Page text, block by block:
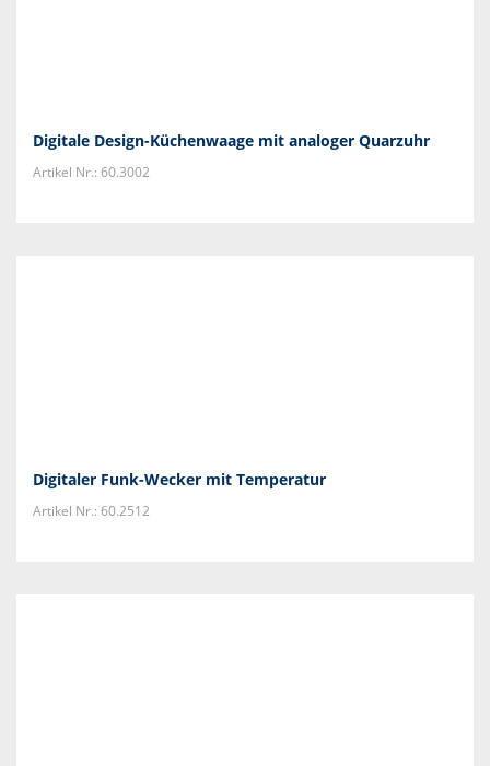
Digitale Design-Küchenwaage mit analoger Quarzuhr
Artikel Nr.: 60.3002
Digitaler Funk-Wecker mit Temperatur
Artikel Nr.: 60.2512